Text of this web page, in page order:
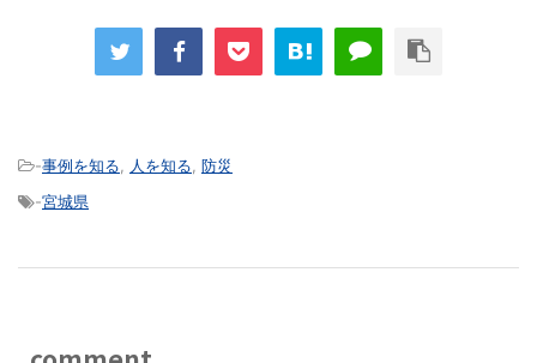
-事例を知る 人を知る 防災
-宮城県